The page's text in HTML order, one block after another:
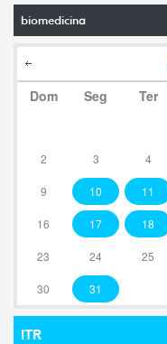
biomedicina
Dom Seg Ter
2 3 4
9 10 11
16 17 18
23 24 25
30 31
ITR